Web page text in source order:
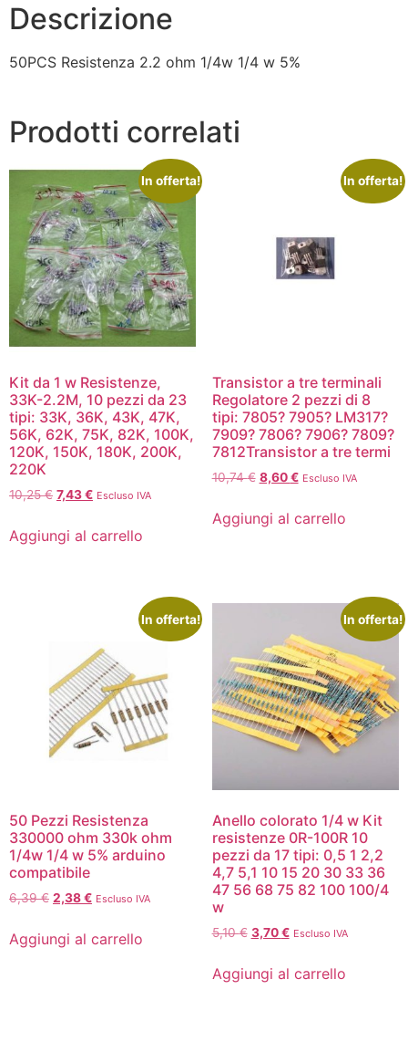
Descrizione
50PCS Resistenza 2.2 ohm 1/4w 1/4 w 5%
Prodotti correlati
In offerta!
Kit da 1 w Resistenze,
33K-2.2M, 10 pezzi da 23
tipi: 33K, 36K, 43K, 47K,
56K, 62K, 75K, 82K, 100K,
120K, 150K, 180K, 200K,
220K
10,25€ 7,43€ Escluso IVA
Aggiungi al carrello
In offerta!
Transistor a tre terminali
Regolatore 2 pezzi di 8
tipi: 7805? 7905? LM317?
7909? 7806? 7906? 7809?
7812Transistor a tre termi
10,74€ 8,60€ Escluso IVA
Aggiungi al carrello
In offerta!
50 Pezzi Resistenza
330000 ohm 330k ohm
1/4w 1/4 w 5% arduino
compatibile
6,39€ 2,38€ Escluso IVA
Aggiungi al carrello
In offerta!
Anello colorato 1/4 w Kit
resistenze 0R-100R 10
pezzi da 17 tipi: 0,5 1 2,2
4,7 5,1 10 15 20 30 33 36
47 56 68 75 82 100 100/4
w
5,10€ 3,70€ Escluso IVA
Aggiungi al carrello